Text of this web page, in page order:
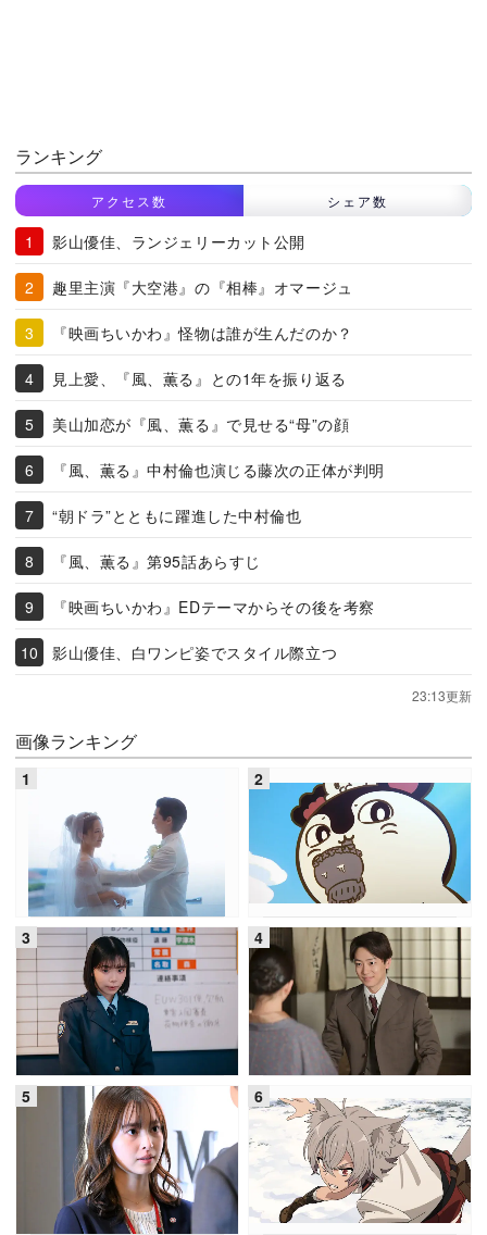
ランキング
アクセス数 シェア数
影山優佳、ランジェリーカット公開
趣里主演『大空港』の『相棒』オマージュ
『映画ちいかわ』怪物は誰が生んだのか？
見上愛、『風、薫る』との1年を振り返る
美山加恋が『風、薫る』で見せる“母”の顔
『風、薫る』中村倫也演じる藤次の正体が判明
“朝ドラ”とともに躍進した中村倫也
『風、薫る』第95話あらすじ
『映画ちいかわ』EDテーマからその後を考察
影山優佳、白ワンピ姿でスタイル際立つ
23:13更新
画像ランキング